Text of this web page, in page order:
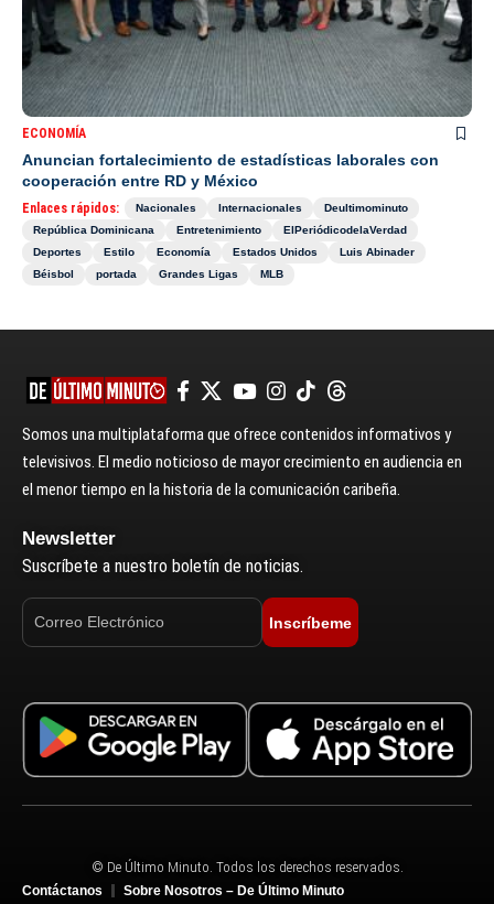
ECONOMÍA
Anuncian fortalecimiento de estadísticas laborales con
cooperación entre RD y México
Enlaces rápidos: Nacionales Internacionales
Deultimominuto
República Dominicana
Entretenimiento
ElPeriódicodelaVerdad
Deportes
Estilo Economía Estados Unidos
Luis Abinader
Béisbol
portada Grandes Ligas MLB
Somos una multiplataforma que ofrece contenidos informativos y
televisivos. El medio noticioso de mayor crecimiento en audiencia en
el menor tiempo en la historia de la comunicación caribeña.
Newsletter
Suscríbete a nuestro boletín de noticias.
Inscríbeme
© De Último Minuto. Todos los derechos reservados.
Contáctanos
Sobre Nosotros – De Último Minuto